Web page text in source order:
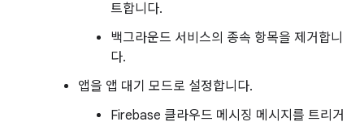
트합니다.
백그라운드 서비스의 종속 항목을 제거합니
다.
앱을 앱 대기 모드로 설정합니다.
Firebase 클라우드 메시징 메시지를 트리거